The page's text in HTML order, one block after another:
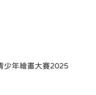
少年繪畫大賽2025